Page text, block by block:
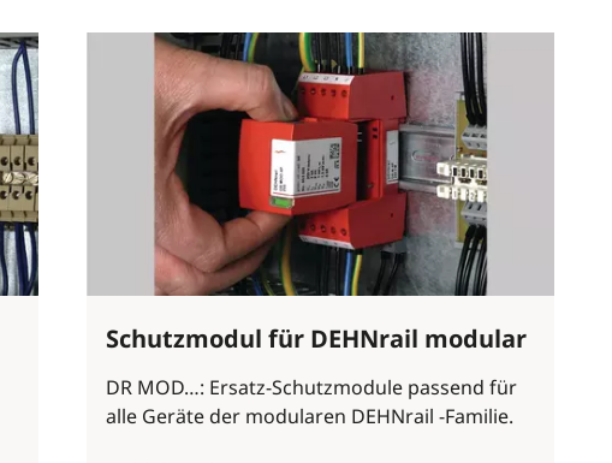
Schutzmodul für DEHNrail modular
DR MOD…: Ersatz-Schutzmodule passend für
alle Geräte der modularen DEHNrail -Familie.